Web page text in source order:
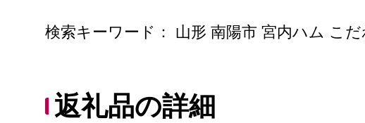
検索キーワード： 山形 南陽市 宮内ハム こ
返礼品の詳細